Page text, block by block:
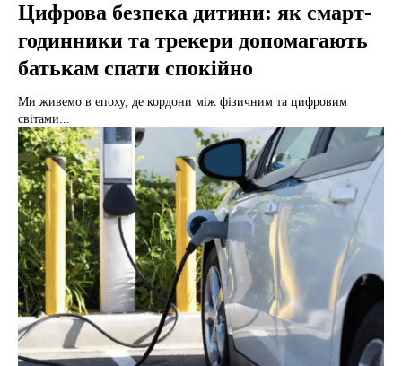
Цифрова безпека дитини: як смарт-
годинники та трекери допомагають
батькам спати спокійно
Ми живемо в епоху, де кордони між фізичним та цифровим
світами...